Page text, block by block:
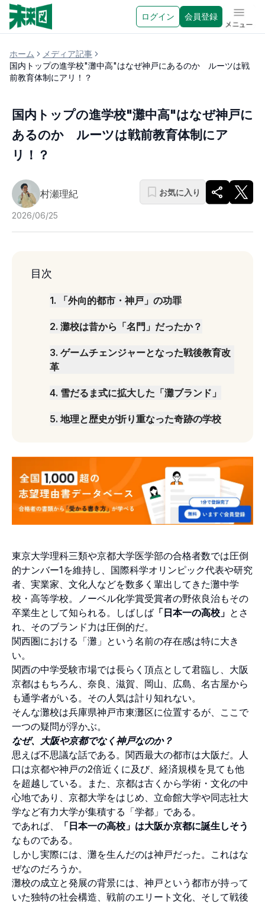
ログイン 会員登録 メニュ
ホーム
メディア記事
国内トップの進学校"灘中高"はなぜ神戸にあるのか ルーツは戦
前教育体制にアリ！？
国内トップの進学校"灘中高"はなぜ神戸に
あるのか ルーツは戦前教育体制にア
リ！？
村瀬理紀
2026/06/25
お気に入り
目次
1. 「外向的都市・神戸」の功罪
2. 灘校は昔から「名門」だったか？
3. ゲームチェンジャーとなった戦後教育改
革
4. 雪だるま式に拡大した「灘ブランド」
5. 地理と歴史が折り重なった奇跡の学校
東京大学理科三類や京都大学医学部の合格者数では圧倒
的ナンバー1を維持し、国際科学オリンピック代表や研究
者、実業家、文化人などを数多く輩出してきた灘中学
校・高等学校。ノーベル化学賞受賞者の野依良治もその
卒業生として知られる。しばしば 「日本一の高校」 とさ
れ、そのブランド力は圧倒的だ。
関西圏における「灘」という名前の存在感は特に大き
い。
関西の中学受験市場では長らく頂点として君臨し、大阪
京都はもちろん、奈良、滋賀、岡山、広島、名古屋から
も通学者がいる。その人気は計り知れない。
そんな灘校は兵庫県神戸市東灘区に位置するが、ここで
一つの疑問が浮かぶ。
なぜ、大阪や京都でなく神戸なのか？
思えば不思議な話である。関西最大の都市は大阪だ。人
口は京都や神戸の2倍近くに及び、経済規模を見ても他
を超越している。また、京都は古くから学術・文化の中
心地であり、京都大学をはじめ、立命館大学や同志社大
学など有力大学が集積する「学都」である。
であれば、
「日本一の高校」は大阪か京都に誕生しそう
なものである。
しかし実際には、灘を生んだのは神戸だった。これはな
ぜなのだろうか。
灘校の成立と発展の背景には、神戸という都市が持って
いた独特の社会構造、戦前のエリート文化、そして戦後